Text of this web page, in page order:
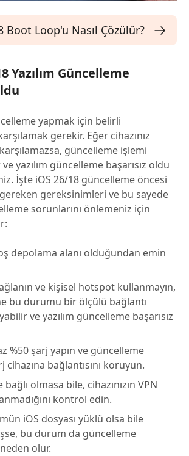
Boot Loop'u Nasıl Çözülür?
Yazılım Güncelleme
yapmak için belirli
gerekir. Eğer cihazınız
güncelleme işlemi
yazılım güncelleme başarısız oldu
İşte iOS 26/18 güncelleme öncesi
gereksinimleri ve bu sayede
sorunlarını önlemeniz için
depolama alanı olduğundan emin
ve kişisel hotspot kullanmayın,
bu durumu bir ölçülü bağlantı
ve yazılım güncelleme başarısız
%50 şarj yapın ve güncelleme
cihazına bağlantısını koruyun.
bağlı olmasa bile, cihazınızın VPN
kontrol edin.
iOS dosyası yüklü olsa bile
bu durum da güncelleme
neden olur.